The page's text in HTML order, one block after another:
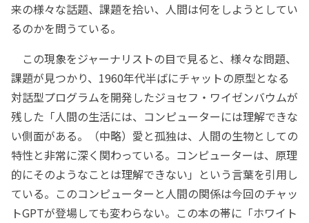
来の様々な話題、課題を拾い、人間は何をしようとしてい
るのかを問うている。
この現象をジャーナリストの目で見ると、様々な問題、
課題が見つかり、1960年代半ばにチャットの原型となる
対話型プログラムを開発したジョセフ・ワイゼンバウムが
残した「人間の生活には、コンピューターには理解できな
い側面がある。（中略）愛と孤独は、人間の生物としての
特性と非常に深く関わっている。コンピューターは、原理
的にそのようなことは理解できない」という言葉を引用し
ている。このコンピューターと人間の関係は今回のチャッ
トGPTが登場しても変わらない。この本の帯に「ホワイト